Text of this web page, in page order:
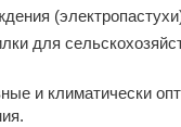
для
и климатически